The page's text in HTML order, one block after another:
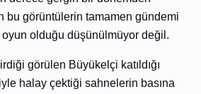
bu görüntülerin tamamen gündemi
oyun olduğu düşünülmüyor değil.
görülen Büyükelçi katıldığı
halay çektiği sahnelerin basına